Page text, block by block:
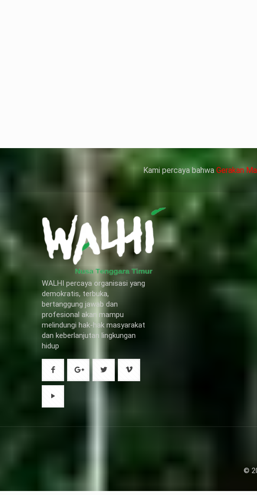
Kami percaya bahwa Gerakan
WALHI percaya organisasi yang
demokratis, terbuka,
bertanggung jawab dan
profesional akan mampu
melindungi hak-hak masyarakat
dan keberlanjutan lingkungan
hidup
©